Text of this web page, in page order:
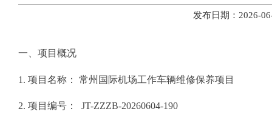
发布日期：2026-
一、项目概况
1. 项目名称： 常州国际机场工作车辆维修保养项目
2. 项目编号： JT-ZZZB-20260604-190